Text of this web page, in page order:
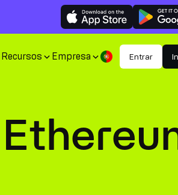
Recursos Empresa Entrar